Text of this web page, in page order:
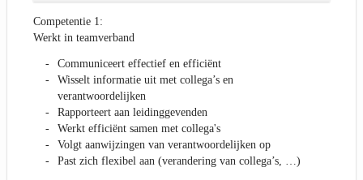
Competentie 1:
Werkt in teamverband
Communiceert effectief en efficiënt
Wisselt informatie uit met collega’s en
verantwoordelijken
Rapporteert aan leidinggevenden
Werkt efficiënt samen met collega's
Volgt aanwijzingen van verantwoordelijken op
Past zich flexibel aan (verandering van collega’s, …)